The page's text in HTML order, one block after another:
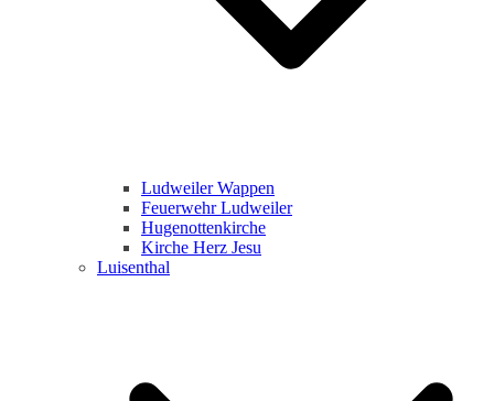
Ludweiler Wappen
Feuerwehr Ludweiler
Hugenottenkirche
Kirche Herz Jesu
Luisenthal